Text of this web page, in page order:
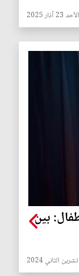
الأحد 23 آذار 2025
بين